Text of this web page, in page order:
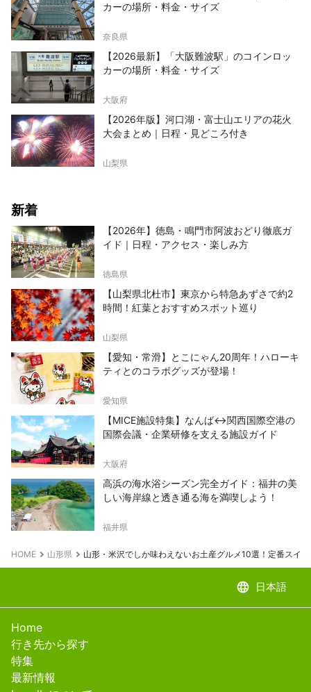
カーの場所・料金・サイズ
奈良県
【2026最新】「大阪難波駅」のコインロッ
カーの場所・料金・サイズ
大阪府
【2026年版】河口湖・富士山エリアの花火
大会まとめ｜日程・見どころ付き
山梨県
新着
【2026年】徳島・鳴門市阿波おどり徹底ガ
イド｜日程・アクセス・楽しみ方
徳島県
【山梨県北杜市】東京から特急あずさで約2
時間！紅葉とおすすめスポット巡り
山梨県
【愛知・常滑】とこにゃん20周年！ハローキ
ティとのコラボグッズが登場！
愛知県
【MICE施設特集】なんば↔関西国際空港の
国際会議・企業研修を支える施設ガイド
大阪府
高浜の海水浴シーズン完全ガイド：福井の美
しい海岸線と透き通る海を満喫しよう！
福井県
HOME 山形県 山形・米沢でしか味わえないお土産グルメ10選！定番スイ
language 日本語
Home
行き先から探す
特集
最新情報